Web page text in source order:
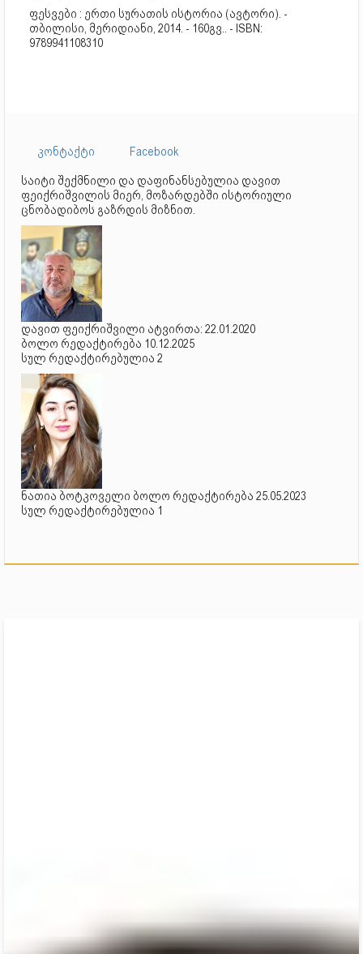
ფესვები : ერთი სურათის ისტორია (ავტორი). -
თბილისი, მერიდიანი, 2014. - 160გვ.. - ISBN:
9789941108310
კონტაქტი
Facebook
საიტი შექმნილი და დაფინანსებულია დავით
ფეიქრიშვილის მიერ, მოზარდებში ისტორიული
ცნობადიბოს გაზრდის მიზნით.
დავით ფეიქრიშვილი ატვირთა: 22.01.2020
ბოლო რედაქტირება 10.12.2025
სულ რედაქტირებულია 2
ნათია ბოტკოველი ბოლო რედაქტირება 25.05.2023
სულ რედაქტირებულია 1